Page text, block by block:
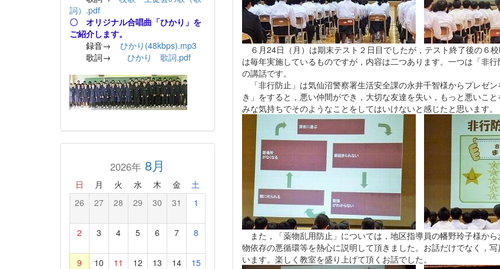
６月24日（月）は期末テスト２日目でしたが，テスト終了後の６
は毎年実施しているものですが，内容は二つあります。一つは「非
の講話です。
「非行防止」は気仙沼警察署生活安全課の永井千智様からプレゼ
き」をすると，悪い仲間ができ，大切な友達を失い，もっと悪いこ
みな気持ちでそのようなことをしてはいけないと感じたと思います。
また，「薬物乱用防止」については，地区指導員の幡野玲子様か
物依存の悪循環等を熱心に説明して頂きました。お話だけでなく，
います。楽しく教室を盛り上げて頂くお話でした。
詞）.pdf
〇 オリジナル合唱曲「ひかり」を
ご紹介します。
録音→ ひかり(48kbps).mp3
歌詞→ ひかり 歌詞.pdf
2026年8月
日 月 火 水 木 金 土
26 27 28 29 30 31 1
2 3 4 5 6 7 8
9 10 11 12 13 14 15